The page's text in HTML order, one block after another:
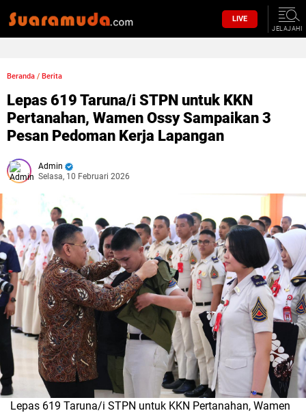
LIVE
JELAJAHI
Beranda / Berita
Lepas 619 Taruna/i STPN untuk KKN
Pertanahan, Wamen Ossy Sampaikan 3
Pesan Pedoman Kerja Lapangan
Admin
Selasa, 10 Februari 2026
Lepas 619 Taruna/i STPN untuk KKN Pertanahan, Wamen